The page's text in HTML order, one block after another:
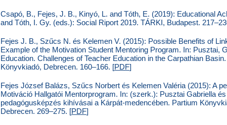
Csapó, B., Fejes, J. B., Kinyó, L. and Tóth, E. (2019): Educational
and Tóth, I. Gy. (eds.): Social Riport 2019. TÁRKI, Budapest.
Fejes J. B., Szűcs N. és Kelemen V. (2015): Possible Benefits of
Example of the Motivation Student Mentoring Program. In: Pusztai,
Education. Challenges of Teacher Education in the Carpathian
Könyvkiadó, Debrecen. 160–166. [PDF]
Fejes József Balázs, Szűcs Norbert és Kelemen Valéria (2015): A
Motiváció Hallgatói Mentorprogram. In: (szerk.): Pusztai Gabriella
pedagógusképzés kihívásai a Kárpát-medencében. Partium
Debrecen. 269–275. [PDF]